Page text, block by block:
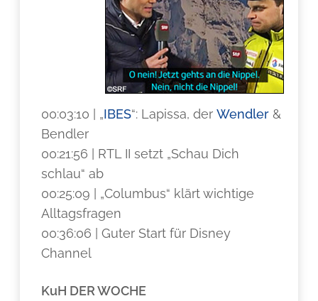
00:03:10 | „IBES“: Lapissa, derWendler &
Bendler
00:21:56 | RTL II setzt „Schau Dich
schlau“ ab
00:25:09 | „Columbus“ klärt wichtige
Alltagsfragen
00:36:06 | Guter Start für Disney
Channel
KuH DER WOCHE